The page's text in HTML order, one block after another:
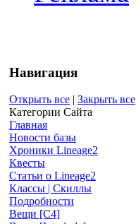
Навигация
Открыть все | Закрыть все
Категории Сайта
Главная
Новости базы
Хроники Lineage2
Квесты
Статьи о Lineage2
Классы | Скиллы
Подробности
Вещи [С4]